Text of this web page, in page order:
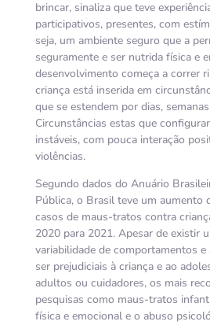
brincar, sinaliza que teve
participativos, presentes, com
seja, um ambiente seguro que a
seguramente e ser nutrida física e
desenvolvimento começa a correr
criança está inserida em
que se estendem por dias,
Circunstâncias estas que
instáveis, com pouca interação
violências.
Segundo dados do Anuário
Pública, o Brasil teve um aumento
casos de maus-tratos contra
2020 para 2021. Apesar de existir
variabilidade de comportamentos
ser prejudiciais à criança e ao
adultos ou cuidadores, os mais
pesquisas como maus-tratos
física e emocional e o abuso